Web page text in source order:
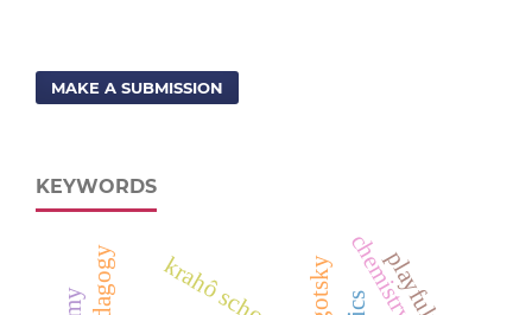
MAKE A SUBMISSION
KEYWORDS